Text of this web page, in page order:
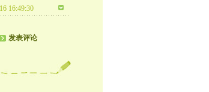
16:49:30
发表评论